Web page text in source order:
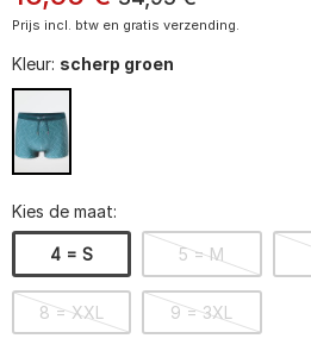
Prijs incl. btw en gratis verzending.
Kleur: scherp groen
Kies de maat:
4 = S 5 = M
8 = XXL 9 = 3XL